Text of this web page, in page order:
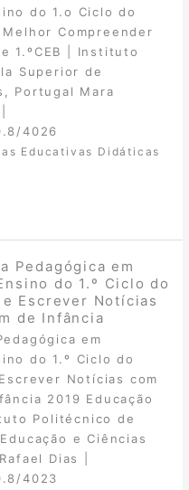
do 1.o Ciclo do
Compreender
1.ºCEB | Instituto
Superior de
Portugal Mara
4026
Educativas Didáticas
Pedagógica em
do 1.º Ciclo do
Escrever Notícias
de Infância
em
do 1.º Ciclo do
Notícias com
2019 Educação
Politécnico de
e Ciências
Dias |
4023